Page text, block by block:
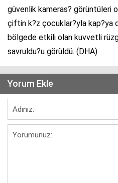
güvenlik kameras? görüntüleri
çiftin k?z çocuklar?yla kap?ya
bölgede etkili olan kuvvetli
savruldu?u görüldü. (DHA)
Yorum Ekle